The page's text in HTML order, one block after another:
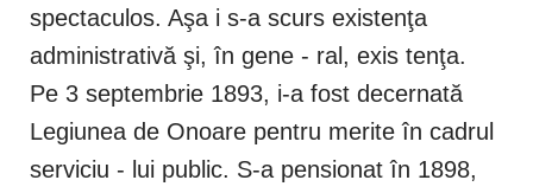
spectaculos. Aşa i s-a scurs existenţa
administrativă şi, în gene - ral, exis tenţa.
Pe 3 septembrie 1893, i-a fost decernată
Legiunea de Onoare pentru merite în cadrul
serviciu - lui public. S-a pensionat în 1898,